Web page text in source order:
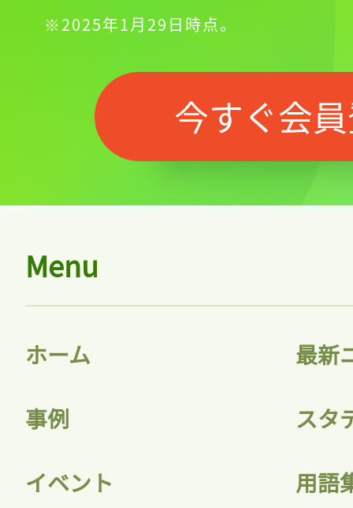
※2025年1月29日時点。
今すぐ会
Menu
ホーム 最新
事例 スタ
イベント 用語